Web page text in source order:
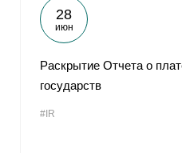
28
июн
Раскрытие Отчета о
государств
#IR